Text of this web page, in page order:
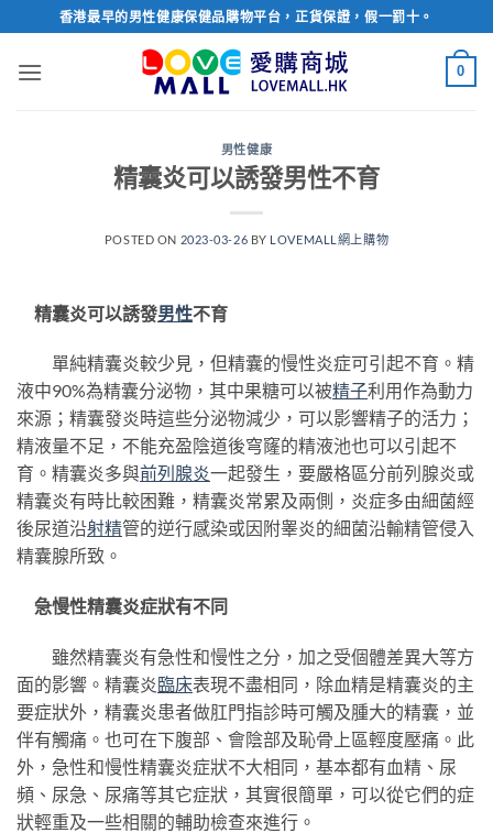
to
content
香港最早的男性健康保健品購物平台，正貨保證，假一罰十。
0
男性健康
精囊炎可以誘發男性不育
POSTED ON 2023-03-26 BY LOVEMALL網上購物
精囊炎可以誘發男性不育
單純精囊炎較少見，但精囊的慢性炎症可引起不育。精
液中90%為精囊分泌物，其中果糖可以被精子利用作為動力
來源；精囊發炎時這些分泌物減少，可以影響精子的活力；
精液量不足，不能充盈陰道後穹窿的精液池也可以引起不
育。精囊炎多與前列腺炎一起發生，要嚴格區分前列腺炎或
精囊炎有時比較困難，精囊炎常累及兩側，炎症多由細菌經
後尿道沿射精管的逆行感染或因附睾炎的細菌沿輸精管侵入
精囊腺所致。
急慢性精囊炎症狀有不同
雖然精囊炎有急性和慢性之分，加之受個體差異大等方
面的影響。精囊炎臨床表現不盡相同，除血精是精囊炎的主
要症狀外，精囊炎患者做肛門指診時可觸及腫大的精囊，並
伴有觸痛。也可在下腹部、會陰部及恥骨上區輕度壓痛。此
外，急性和慢性精囊炎症狀不大相同，基本都有血精、尿
頻、尿急、尿痛等其它症狀，其實很簡單，可以從它們的症
狀輕重及一些相關的輔助檢查來進行。